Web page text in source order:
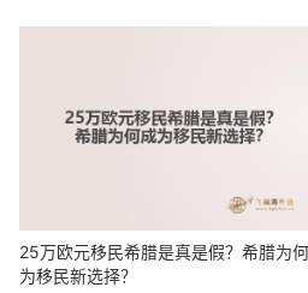
25万欧元移民希腊是真是假？希腊为
为移民新选择？